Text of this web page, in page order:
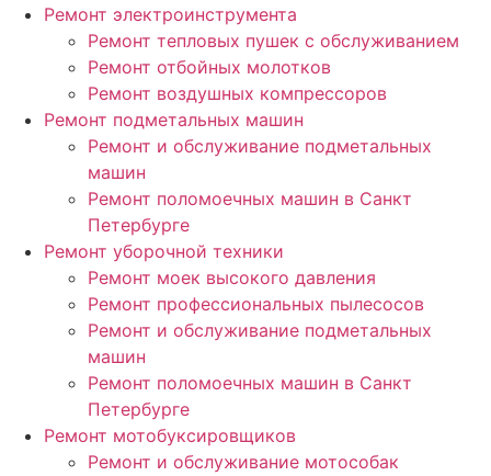
Ремонт электроинструмента
Ремонт тепловых пушек с обслуживанием
Ремонт отбойных молотков
Ремонт воздушных компрессоров
Ремонт подметальных машин
Ремонт и обслуживание подметальных
машин
Ремонт поломоечных машин в Санкт
Петербурге
Ремонт уборочной техники
Ремонт моек высокого давления
Ремонт профессиональных пылесосов
Ремонт и обслуживание подметальных
машин
Ремонт поломоечных машин в Санкт
Петербурге
Ремонт мотобуксировщиков
Ремонт и обслуживание мотособак